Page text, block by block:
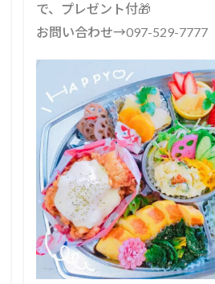
で、プレゼント付🎁
お問い合わせ→097-529-7777